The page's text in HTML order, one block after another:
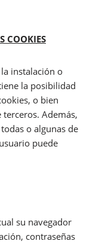
COOKIES
instalación o
la posibilidad
o bien
Además,
o algunas de
puede
su navegador
contraseñas